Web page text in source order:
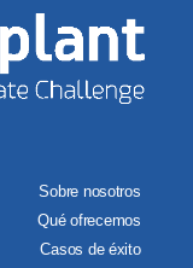
Sobre nosotros
Qué ofrecemos
Casos de éxito